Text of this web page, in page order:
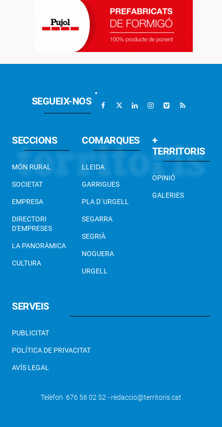
SEGUEIX-NOS
SECCIONS
MÓN RURAL
SOCIETAT
EMPRESA
DIRECTORI
D'EMPRESES
LA PANORÀMICA
CULTURA
COMARQUES
LLEIDA
GARRIGUES
PLA D' URGELL
SEGARRA
SEGRIÀ
NOGUERA
URGELL
+
TERRITORIS
OPINIÓ
GALERIES
SERVEIS
PUBLICITAT
POLÍTICA DE PRIVACITAT
AVÍS LEGAL
Telèfon 676 56 02 52 - redaccio@territoris.cat